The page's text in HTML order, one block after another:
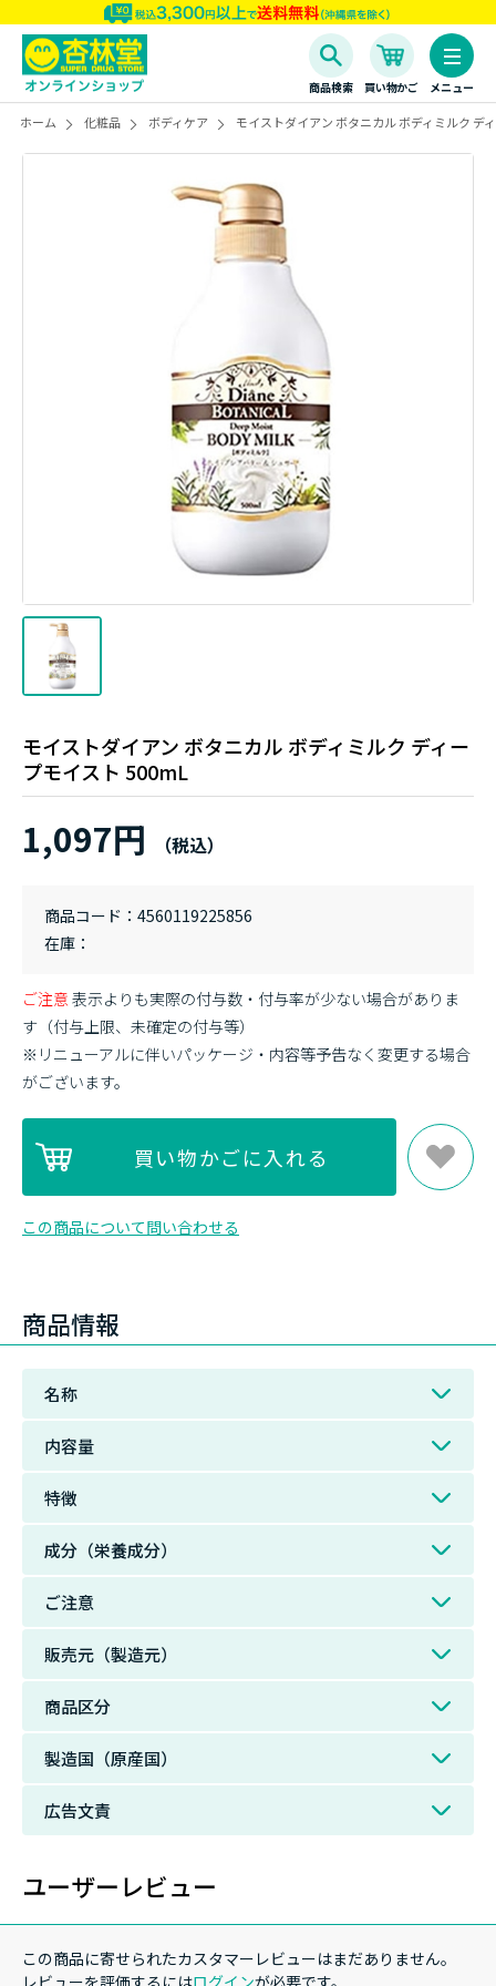
商品検索 買い物かご メニュー
ホーム 化粧品 ボディケア モイストダイアン ボタニカル ボディミルク デ
モイストダイアン ボタニカル ボディミルク ディー
プモイスト 500mL
1,097円
商品コード
4560119225856
在庫
ご注意 表示よりも実際の付与数・付与率が少ない場合がありま
す（付与上限、未確定の付与等）
※リニューアルに伴いパッケージ・内容等予告なく変更する場合
がございます。
この商品について問い合わせる
商品情報
名称
内容量
特徴
成分（栄養成分）
ご注意
販売元（製造元）
商品区分
製造国（原産国）
広告文責
ユーザーレビュー
この商品に寄せられたカスタマーレビューはまだありません。
レビューを評価するにはログインが必要です。